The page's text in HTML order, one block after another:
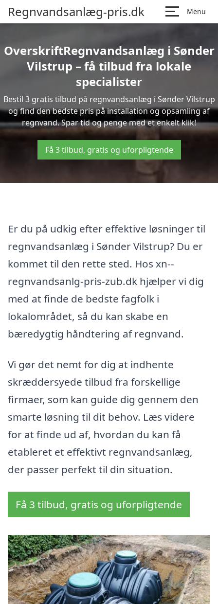
Regnvandsanlæg-pris.dk Menu
OverskriftRegnvandsanlæg i Sønder
Vilstrup – få tilbud fra lokale
specialister
Bestil 3 gratis tilbud på regnvandsanlæg i Sønder Vilstrup
og find den bedste pris på installation og opsamling af
regnvand. Spar tid og penge med et enkelt klik!
Få 3 tilbud, gratis og uforpligtende
Er du på udkig efter effektive løsninger til
regnvandsanlæg i Sønder Vilstrup? Du er
kommet til den rette sted. Hos xn--
regnvandsanlg-pris-zub.dk hjælper vi dig
med at finde de bedste fagfolk i
lokalområdet, så du kan skabe en
bæredygtig håndtering af regnvand.
Vi gør det nemt for dig at indhente
skræddersyede tilbud fra forskellige
firmaer, som kan guide dig gennem den
smarte løsning til dit behov. Læs videre
for at finde ud af, hvordan du kan få
etableret et effektivt regnvandsanlæg,
der passer perfekt til din situation.
Få 3 tilbud, gratis og uforpligtende